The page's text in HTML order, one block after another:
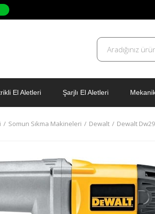
El Aletleri Şarjlı El Aletleri
Somun Sıkma Makineleri Dewalt Dewalt